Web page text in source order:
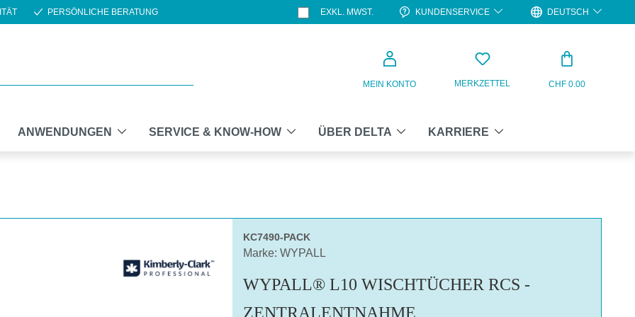
PERSÖNLICHE BERATUNG EXKL. MWST. KUNDENSERVICE DEUTSCH
MEIN KONTO MERKZETTEL CHF 0.00
ANWENDUNGEN SERVICE & KNOW-HOW ÜBER DELTA KARRIERE
KC7490-PACK
Marke: WYPALL
WYPALL® L10 WISCHTÜCHER RCS -
ZENTRALENTNAHME